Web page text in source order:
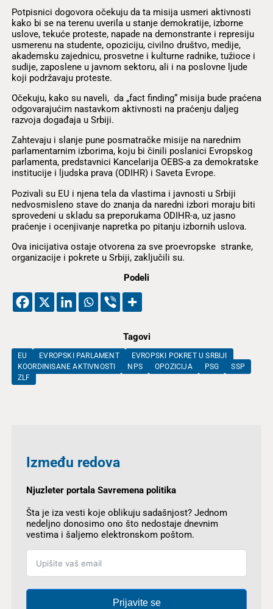
Potpisnici dogovora očekuju da ta misija usmeri aktivnosti
kako bi se na terenu uverila u stanje demokratije, izborne
uslove, tekuće proteste, napade na demonstrante i represiju
usmerenu na studente, opoziciju, civilno društvo, medije,
akademsku zajednicu, prosvetne i kulturne radnike, tužioce i
sudije, zaposlene u javnom sektoru, ali i na poslovne ljude
koji podržavaju proteste.
Očekuju, kako su naveli, da „fact finding“ misija bude praćena
odgovarajućim nastavkom aktivnosti na praćenju daljeg
razvoja događaja u Srbiji.
Zahtevaju i slanje pune posmatračke misije na narednim
parlamentarnim izborima, koju bi činili poslanici Evropskog
parlamenta, predstavnici Kancelarija OEBS-a za demokratske
institucije i ljudska prava (ODIHR) i Saveta Evrope.
Pozivali su EU i njena tela da vlastima i javnosti u Srbiji
nedvosmisleno stave do znanja da naredni izbori moraju biti
sprovedeni u skladu sa preporukama ODIHR-a, uz jasno
praćenje i ocenjivanje napretka po pitanju izbornih uslova.
Ova inicijativa ostaje otvorena za sve proevropske stranke,
organizacije i pokrete u Srbiji, zaključili su.
Podeli
Tagovi
EU EVROPSKI PARLAMENT
EVROPSKI POKRET U SRBIJI
KOORDINISANE AKTIVNOSTI
NPS OPOZICIJA PSG
SSP
ZLF
Između redova
Njuzleter portala Savremena politika
Šta je iza vesti koje oblikuju sadašnjost? Jednom
nedeljno donosimo ono što nedostaje dnevnim
vestima i šaljemo elektronskom poštom.
Prijavite se